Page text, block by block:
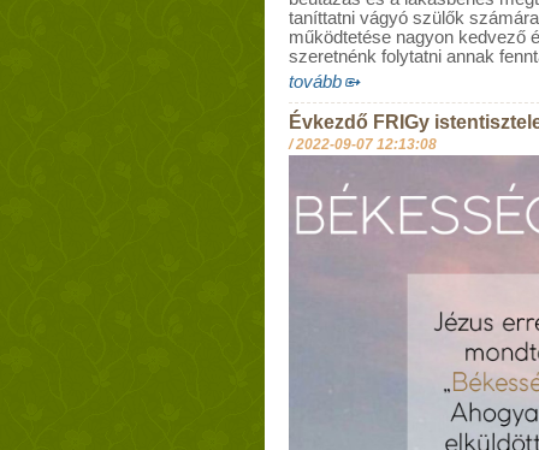
taníttatni vágyó szülők
működtetése nagyon kedvező
szeretnénk folytatni annak
tovább
Évkezdő FRIGy
/2022-09-07 12:13:08